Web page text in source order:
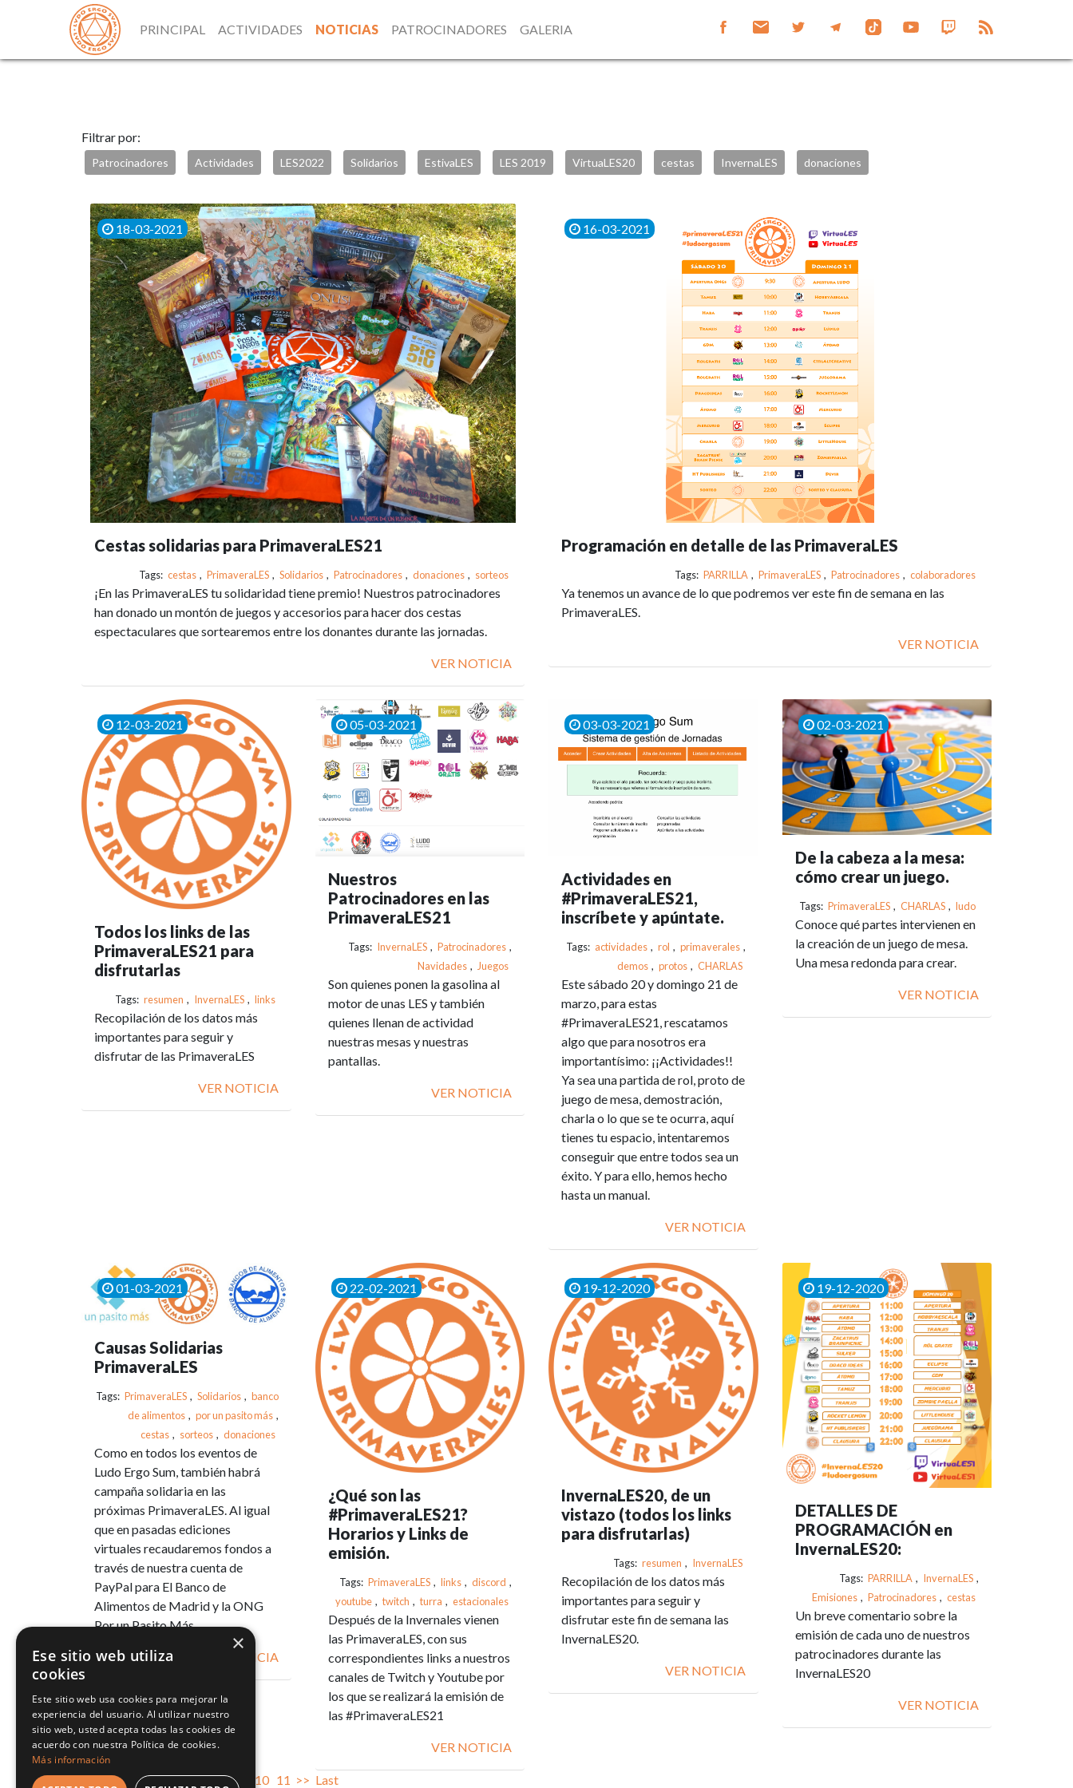
PRINCIPAL ACTIVIDADES NOTICIAS PATROCINADORES GALERIA
Filtrar por:
Patrocinadores Actividades LES2022 Solidarios EstivaLES LES 2019 VirtuaLES20 cestas InvernaLES donaciones
18-03-2021
Cestas solidarias para PrimaveraLES21
Tags: cestas , PrimaveraLES , Solidarios , Patrocinadores , donaciones , sorteos
¡En las PrimaveraLES tu solidaridad tiene premio! Nuestros patrocinadores
han donado un montón de juegos y accesorios para hacer dos cestas
espectaculares que sortearemos entre los donantes durante las jornadas.
VER NOTICIA
16-03-2021
Programación en detalle de las PrimaveraLES
Tags: PARRILLA , PrimaveraLES , Patrocinadores , colaboradores
Ya tenemos un avance de lo que podremos ver este fin de semana en las
PrimaveraLES.
VER NOTICIA
12-03-2021
Todos los links de las
PrimaveraLES21 para
disfrutarlas
Tags: resumen , InvernaLES , links
Recopilación de los datos más
importantes para seguir y
disfrutar de las PrimaveraLES
VER NOTICIA
05-03-2021
Nuestros
Patrocinadores en las
PrimaveraLES21
Tags: InvernaLES , Patrocinadores ,
Navidades , Juegos
Son quienes ponen la gasolina al
motor de unas LES y también
quienes llenan de actividad
nuestras mesas y nuestras
pantallas.
VER NOTICIA
03-03-2021
Actividades en
#PrimaveraLES21,
inscríbete y apúntate.
Tags: actividades , rol , primaverales ,
demos , protos , CHARLAS
Este sábado 20 y domingo 21 de
marzo, para estas
#PrimaveraLES21, rescatamos
algo que para nosotros era
importantísimo: ¡¡Actividades!!
Ya sea una partida de rol, proto de
juego de mesa, demostración,
charla o lo que se te ocurra, aquí
tienes tu espacio, intentaremos
conseguir que entre todos sea un
éxito. Y para ello, hemos hecho
hasta un manual.
VER NOTICIA
02-03-2021
De la cabeza a la mesa:
cómo crear un juego.
Tags: PrimaveraLES , CHARLAS , ludo
Conoce qué partes intervienen en
la creación de un juego de mesa.
Una mesa redonda para crear.
VER NOTICIA
01-03-2021
Causas Solidarias
PrimaveraLES
Tags: PrimaveraLES , Solidarios , banco
de alimentos , por un pasito más ,
cestas , sorteos , donaciones
Como en todos los eventos de
Ludo Ergo Sum, también habrá
campaña solidaria en las
próximas PrimaveraLES. Al igual
que en pasadas ediciones
virtuales recaudaremos fondos a
través de nuestra cuenta de
PayPal para El Banco de
Alimentos de Madrid y la ONG
Por un Pasito Más.
VER NOTICIA
22-02-2021
¿Qué son las
#PrimaveraLES21?
Horarios y Links de
emisión.
Tags: PrimaveraLES , links , discord ,
youtube , twitch , turra , estacionales
Después de la Invernales vienen
las PrimaveraLES, con sus
correspondientes links a nuestros
canales de Twitch y Youtube por
los que se realizará la emisión de
las #PrimaveraLES21
VER NOTICIA
19-12-2020
InvernaLES20, de un
vistazo (todos los links
para disfrutarlas)
Tags: resumen , InvernaLES
Recopilación de los datos más
importantes para seguir y
disfrutar este fin de semana las
InvernaLES20.
VER NOTICIA
19-12-2020
DETALLES DE
PROGRAMACIÓN en
InvernaLES20:
Tags: PARRILLA , InvernaLES ,
Emisiones , Patrocinadores , cestas
Un breve comentario sobre la
emisión de cada uno de nuestros
patrocinadores durante las
InvernaLES20
VER NOTICIA
First << 3 4 5 6 7 8 10 11 >> Last
×
Ese sitio web utiliza
cookies
Este sitio web usa cookies para mejorar la
experiencia del usuario. Al utilizar nuestro
sitio web, usted acepta todas las cookies de
acuerdo con nuestra Política de cookies.
Más información